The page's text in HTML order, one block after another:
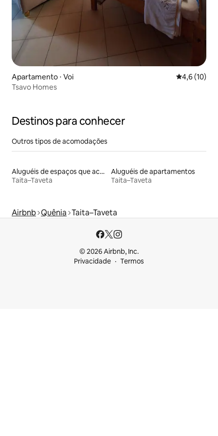
Apartamento ⋅ Voi 4,6 de uma
4,6 (10)
Tsavo Homes
Destinos para conhecer
Outros tipos de acomodações
Aluguéis de espaços que aceitam animais de estimação
Taita–Taveta
Aluguéis de apartamentos
Taita–Taveta
Airbnb Quênia Taita–Taveta
© 2026 Airbnb, Inc.
Privacidade
Termos